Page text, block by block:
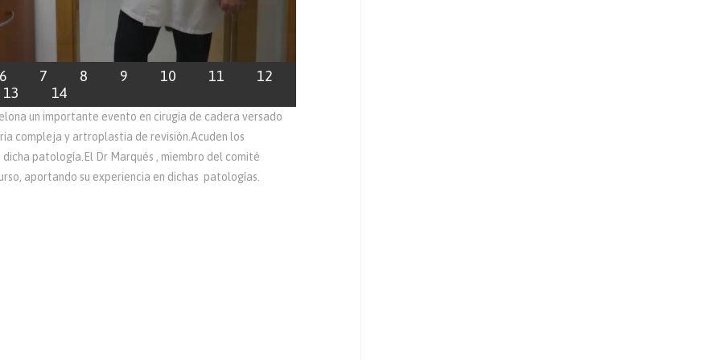
6 7 8 9 10 11
12
13
14
un importante evento en cirugía de cadera versado
compleja y artroplastia de revisión.Acuden los
patología.El Dr Marqués , miembro del comité
aportando su experiencia en dichas patologías.